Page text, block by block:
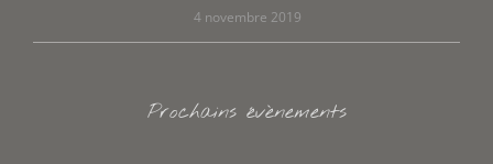
4 novembre 2019
Prochains évènements